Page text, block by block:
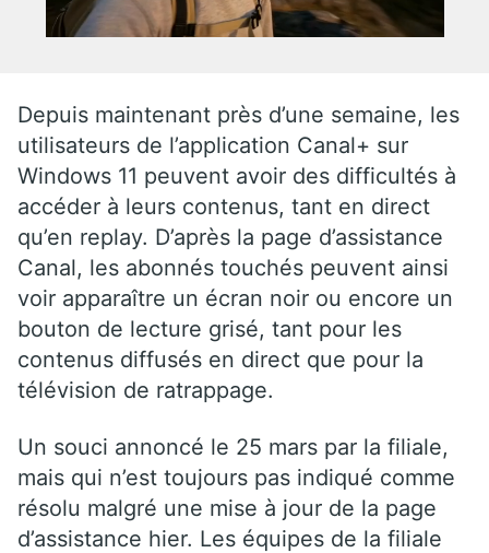
Depuis maintenant près d’une semaine, les
utilisateurs de l’application Canal+ sur
Windows 11 peuvent avoir des difficultés à
accéder à leurs contenus, tant en direct
qu’en replay. D’après la page d’assistance
Canal, les abonnés touchés peuvent ainsi
voir apparaître un écran noir ou encore un
bouton de lecture grisé, tant pour les
contenus diffusés en direct que pour la
télévision de ratrappage.
Un souci annoncé le 25 mars par la filiale,
mais qui n’est toujours pas indiqué comme
résolu malgré une mise à jour de la page
d’assistance hier. Les équipes de la filiale